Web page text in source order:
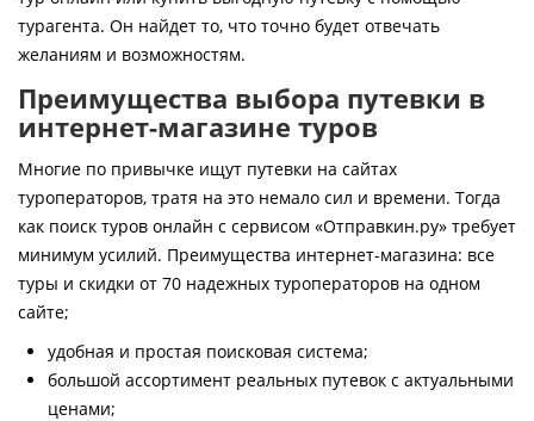
турагента. Он найдет то, что точно будет отвечать
желаниям и возможностям.
Преимущества выбора путевки в
интернет-магазине туров
Многие по привычке ищут путевки на сайтах
туроператоров, тратя на это немало сил и времени. Тогда
как поиск туров онлайн с сервисом «Отправкин.ру» требует
минимум усилий. Преимущества интернет-магазина: все
туры и скидки от 70 надежных туроператоров на одном
сайте;
удобная и простая поисковая система;
большой ассортимент реальных путевок с актуальными
ценами;